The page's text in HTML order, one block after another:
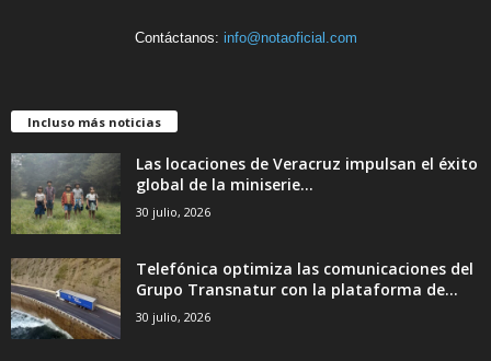
Contáctanos: info@notaoficial.com
Incluso más noticias
Las locaciones de Veracruz impulsan el éxito
global de la miniserie...
30 julio, 2026
Telefónica optimiza las comunicaciones del
Grupo Transnatur con la plataforma de...
30 julio, 2026